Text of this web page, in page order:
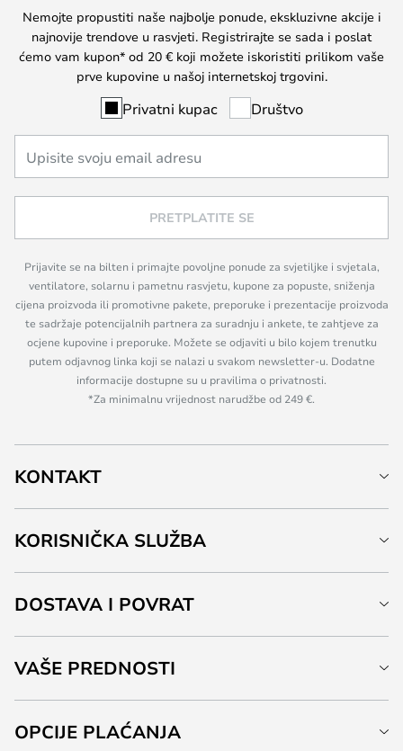
Nemojte propustiti naše najbolje ponude, ekskluzivne akcije i
najnovije trendove u rasvjeti. Registrirajte se sada i poslat
ćemo vam kupon* od 20 € koji možete iskoristiti prilikom vaše
prve kupovine u našoj internetskoj trgovini.
Privatni kupac Društvo
PRETPLATITE SE
Prijavite se na bilten i primajte povoljne ponude za svjetiljke i svjetala,
ventilatore, solarnu i pametnu rasvjetu, kupone za popuste, sniženja
cijena proizvoda ili promotivne pakete, preporuke i prezentacije proizvoda
te sadržaje potencijalnih partnera za suradnju i ankete, te zahtjeve za
ocjene kupovine i preporuke. Možete se odjaviti u bilo kojem trenutku
putem odjavnog linka koji se nalazi u svakom newsletter-u. Dodatne
informacije dostupne su u pravilima o privatnosti.
*Za minimalnu vrijednost narudžbe od 249 €.
KONTAKT
KORISNIČKA SLUŽBA
DOSTAVA I POVRAT
VAŠE PREDNOSTI
OPCIJE PLAĆANJA